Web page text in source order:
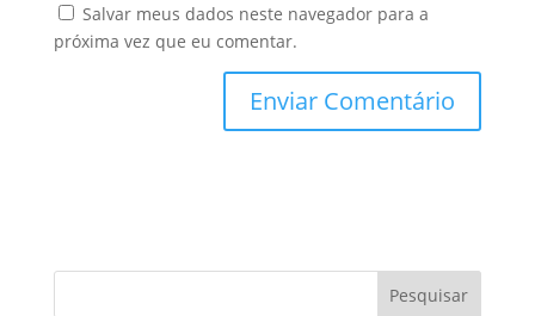
Salvar meus dados neste navegador para a
próxima vez que eu comentar.
Pesquisar